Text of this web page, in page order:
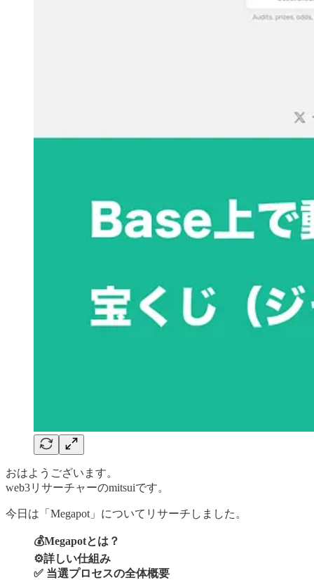
おはようございます。
web3リサーチャーのmitsuiです。
今日は「Megapot」についてリサーチしました。
💰Megapotとは？
⚙️詳しい仕組み
✅ 当選プロセスの全体概要